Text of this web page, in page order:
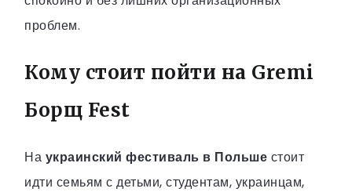
проблем.
Кому стоит пойти на Gremi
Борщ Fest
На украинский фестиваль в Польше стоит
идти семьям с детьми, студентам, украинцам,